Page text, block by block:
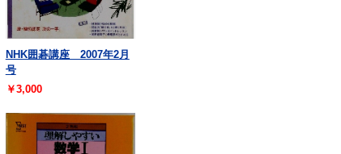
NHK囲碁講座 2007年2月
号
￥3,000